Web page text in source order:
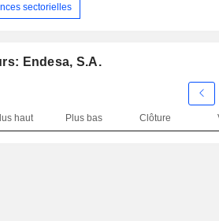
sectorielles
Endesa, S.A.
haut Plus bas Clôture